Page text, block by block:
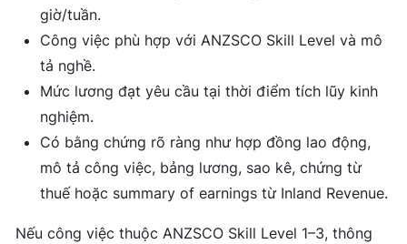
giờ/tuần.
Công việc phù hợp với ANZSCO Skill Level và mô
tả nghề.
Mức lương đạt yêu cầu tại thời điểm tích lũy kinh
nghiệm.
Có bằng chứng rõ ràng như hợp đồng lao động,
mô tả công việc, bảng lương, sao kê, chứng từ
thuế hoặc summary of earnings từ Inland Revenue.
Nếu công việc thuộc ANZSCO Skill Level 1–3, thông